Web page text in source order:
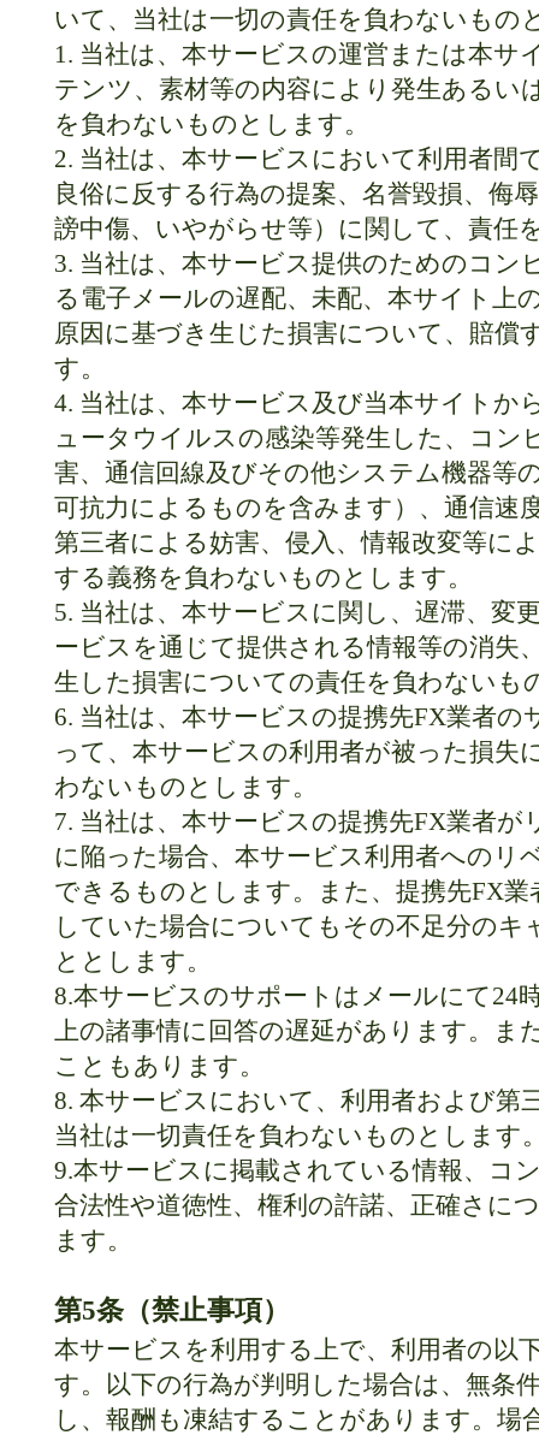
いて、当社は一切の責任を負わないもの
1. 当社は、本サービスの運営または本サ
テンツ、素材等の内容により発生あるい
を負わないものとします。
2. 当社は、本サービスにおいて利用者間
良俗に反する行為の提案、名誉毀損、侮
謗中傷、いやがらせ等）に関して、責任
3. 当社は、本サービス提供のためのコン
る電子メールの遅配、未配、本サイト上
原因に基づき生じた損害について、賠償
す。
4. 当社は、本サービス及び当本サイトか
ュータウイルスの感染等発生した、コン
害、通信回線及びその他システム機器等
可抗力によるものを含みます）、通信速
第三者による妨害、侵入、情報改変等に
する義務を負わないものとします。
5. 当社は、本サービスに関し、遅滞、変
ービスを通じて提供される情報等の消失
生した損害についての責任を負わないも
6. 当社は、本サービスの提携先FX業者
って、本サービスの利用者が被った損失
わないものとします。
7. 当社は、本サービスの提携先FX業者
に陥った場合、本サービス利用者へのリ
できるものとします。また、提携先FX
していた場合についてもその不足分の
ととします。
8.本サービスのサポートはメールにて24
上の諸事情に回答の遅延があります。ま
こともあります。
8. 本サービスにおいて、利用者および第
当社は一切責任を負わないものとします
9.本サービスに掲載されている情報、コ
合法性や道徳性、権利の許諾、正確さに
ます。
第5条（禁止事項）
本サービスを利用する上で、利用者の以
す。以下の行為が判明した場合は、無条
し、報酬も凍結することがあります。場